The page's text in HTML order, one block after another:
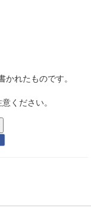
れたものです。
ください。